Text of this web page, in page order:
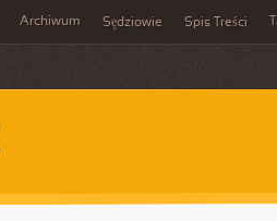
Archiwum Sędziowie Spis Treści